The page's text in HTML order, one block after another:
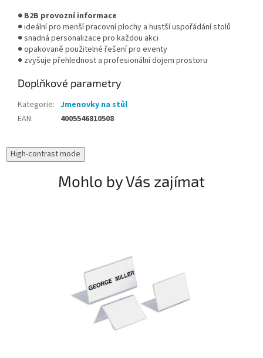
● B2B provozní informace
● ideální pro menší pracovní plochy a hustší uspořádání stolů
● snadná personalizace pro každou akci
● opakovaně použitelné řešení pro eventy
● zvyšuje přehlednost a profesionální dojem prostoru
Doplňkové parametry
Kategorie: Jmenovky na stůl
EAN: 4005546810508
High-contrast mode
Mohlo by Vás zajímat